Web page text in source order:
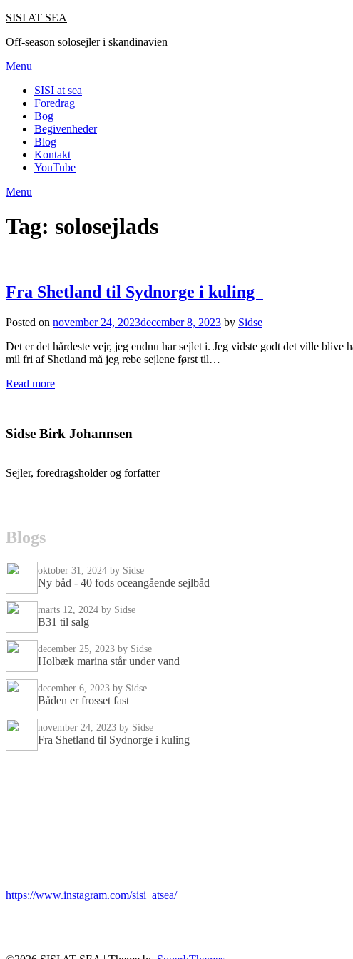
SISI AT SEA
Off-season solosejler i skandinavien
Menu
SISI at sea
Foredrag
Bog
Begivenheder
Blog
Kontakt
YouTube
Menu
Tag: solosejlads
Fra Shetland til Sydnorge i kuling
Posted on november 24, 2023december 8, 2023 by Sidse
Det er det hårdeste vejr, jeg endnu har sejlet i. Jeg vidste godt det ville
mil fri af Shetland må jeg rebe sejlene først til…
Read more
Sidse Birk Johannsen
Sejler, foredragsholder og forfatter
Blogs
oktober 31, 2024 by Sidse
Ny båd - 40 fods oceangående sejlbåd
marts 12, 2024 by Sidse
B31 til salg
december 25, 2023 by Sidse
Holbæk marina står under vand
december 6, 2023 by Sidse
Båden er frosset fast
november 24, 2023 by Sidse
Fra Shetland til Sydnorge i kuling
https://www.instagram.com/sisi_atsea/